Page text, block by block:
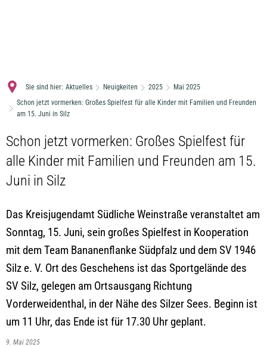
Sie sind hier: Aktuelles Neuigkeiten 2025
Mai 2025
Schon jetzt vormerken: Großes Spielfest für alle Kinder mit Familien und Freunden
am 15. Juni in Silz
Schon jetzt vormerken: Großes Spielfest für
alle Kinder mit Familien und Freunden am 15.
Juni in Silz
Das Kreisjugendamt Südliche Weinstraße veranstaltet am
Sonntag, 15. Juni, sein großes Spielfest in Kooperation
mit dem Team Bananenflanke Südpfalz und dem SV 1946
Silz e. V. Ort des Geschehens ist das Sportgelände des
SV Silz, gelegen am Ortsausgang Richtung
Vorderweidenthal, in der Nähe des Silzer Sees. Beginn ist
um 11 Uhr, das Ende ist für 17.30 Uhr geplant.
9. Mai 2025